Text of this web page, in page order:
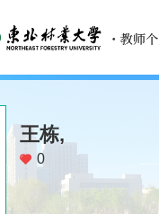
王栋,
0